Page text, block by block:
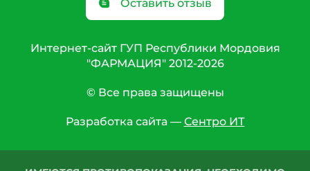
Оставить отзыв
Интернет-сайт ГУП Республики Мордовия
"ФАРМАЦИЯ" 2012-2026
© Все права защищены
Разработка сайта — Сентро ИТ